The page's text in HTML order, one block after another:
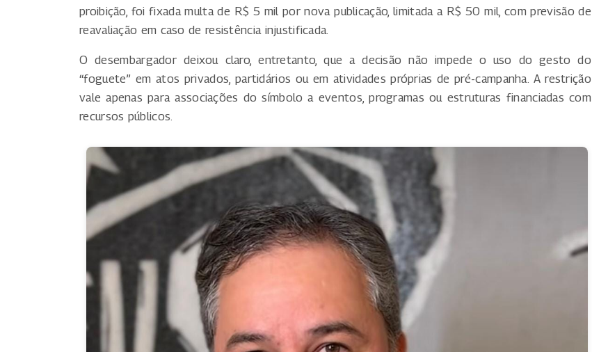
proibição, foi fixada multa de R$ 5 mil por nova publicação, limitada a R$ 50 mil, com previsão de
reavaliação em caso de resistência injustificada.
O desembargador deixou claro, entretanto, que a decisão não impede o uso do gesto do
“foguete” em atos privados, partidários ou em atividades próprias de pré-campanha. A restrição
vale apenas para associações do símbolo a eventos, programas ou estruturas financiadas com
recursos públicos.